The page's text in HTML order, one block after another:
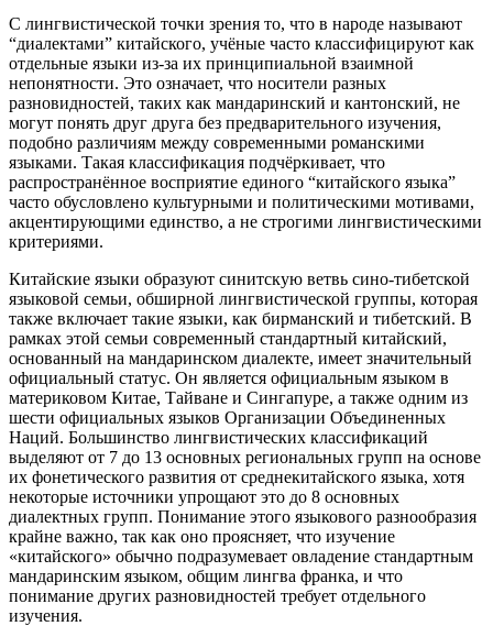
С лингвистической точки зрения то, что в народе называют
“диалектами” китайского, учёные часто классифицируют как
отдельные языки из-за их принципиальной взаимной
непонятности. Это означает, что носители разных
разновидностей, таких как мандаринский и кантонский, не
могут понять друг друга без предварительного изучения,
подобно различиям между современными романскими
языками. Такая классификация подчёркивает, что
распространённое восприятие единого “китайского языка”
часто обусловлено культурными и политическими мотивами,
акцентирующими единство, а не строгими лингвистическими
критериями.
Китайские языки образуют синитскую ветвь сино-тибетской
языковой семьи, обширной лингвистической группы, которая
также включает такие языки, как бирманский и тибетский. В
рамках этой семьи современный стандартный китайский,
основанный на мандаринском диалекте, имеет значительный
официальный статус. Он является официальным языком в
материковом Китае, Тайване и Сингапуре, а также одним из
шести официальных языков Организации Объединенных
Наций. Большинство лингвистических классификаций
выделяют от 7 до 13 основных региональных групп на основе
их фонетического развития от среднекитайского языка, хотя
некоторые источники упрощают это до 8 основных
диалектных групп. Понимание этого языкового разнообразия
крайне важно, так как оно проясняет, что изучение
«китайского» обычно подразумевает овладение стандартным
мандаринским языком, общим лингва франка, и что
понимание других разновидностей требует отдельного
изучения.